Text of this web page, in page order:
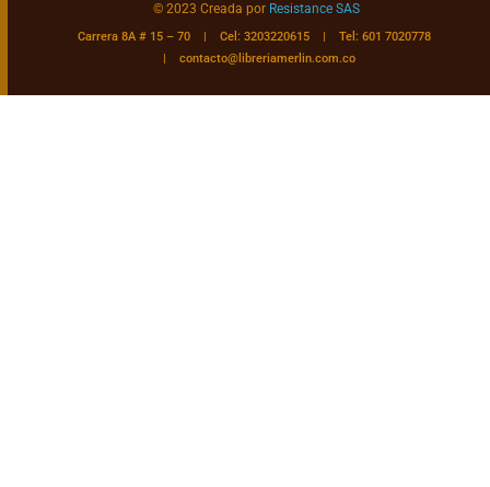
© 2023 Creada por Resistance SAS
Carrera 8A # 15 – 70 | Cel: 3203220615 | Tel: 601 7020778
|contacto@libreriamerlin.com.co